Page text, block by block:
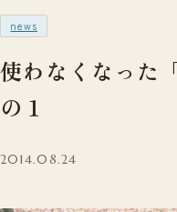
news
使わなくなった
の１
2014.08.24